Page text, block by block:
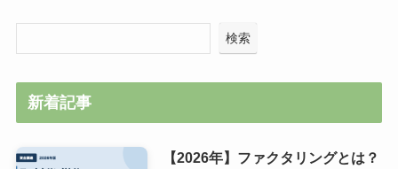
検索
新着記事
【2026年】ファクタリングとは？